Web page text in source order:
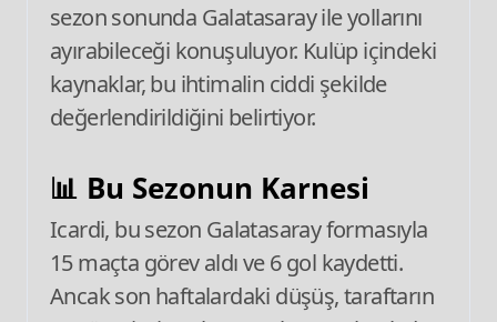
sezon sonunda Galatasaray ile yollarını
ayırabileceği konuşuluyor. Kulüp içindeki
kaynaklar, bu ihtimalin ciddi şekilde
değerlendirildiğini belirtiyor.
📊 Bu Sezonun Karnesi
Icardi, bu sezon Galatasaray formasıyla
15 maçta görev aldı ve 6 gol kaydetti.
Ancak son haftalardaki düşüş, taraftarın